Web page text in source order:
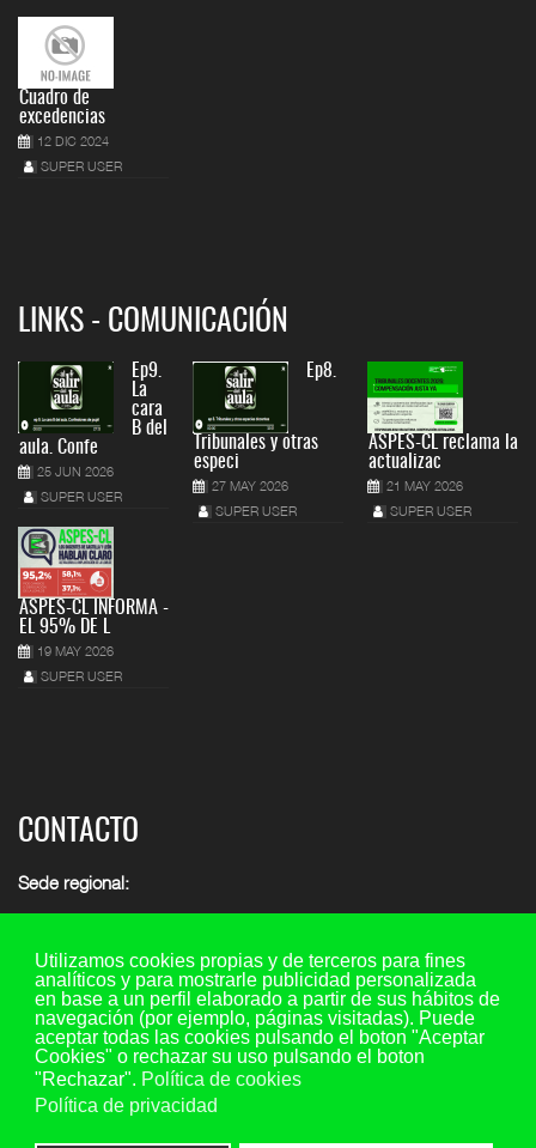
Utilizamos cookies propias y de terceros para fines
analíticos y para mostrarle publicidad personalizada
en base a un perfil elaborado a partir de sus hábitos de
navegación (por ejemplo, páginas visitadas). Puede
aceptar todas las cookies pulsando el boton "Aceptar
Cookies" o rechazar su uso pulsando el boton
"Rechazar". Política de cookies
Política de privacidad
Cuadro de
excedencias
12 DIC 2024
SUPER USER
LINKS - COMUNICACIÓN
Ep9.
La
cara
B del
aula. Confe
25 JUN 2026
SUPER USER
ASPES-CL INFORMA -
EL 95% DE L
19 MAY 2026
SUPER USER
Ep8.
Tribunales y otras
especi
27 MAY 2026
SUPER USER
ASPES-CL reclama la
actualizac
21 MAY 2026
SUPER USER
CONTACTO
Sede regional:
C/ María de Molina 7, 2º piso - oficina 5, 47001 - Valladolid
Teléfono y fax: 983 29 35 45 Ext. 107
Móvil: 649 73 44 20
Email consultas: consultas@aspescl.com
Otras sedes (ver menú superior provincias)